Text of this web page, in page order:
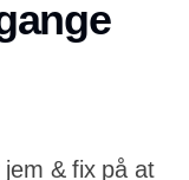
& fix på at